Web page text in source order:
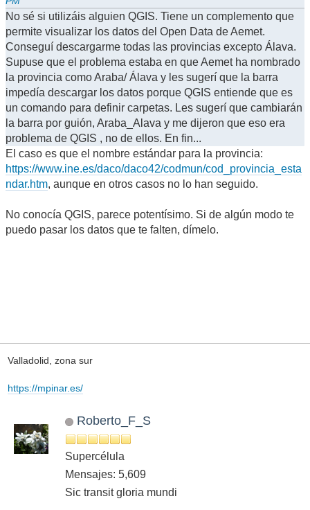
No sé si utilizáis alguien QGIS. Tiene un complemento que
permite visualizar los datos del Open Data de Aemet.
Conseguí descargarme todas las provincias excepto Álava.
Supuse que el problema estaba en que Aemet ha nombrado
la provincia como Araba/ Álava y les sugerí que la barra
impedía descargar los datos porque QGIS entiende que es
un comando para definir carpetas. Les sugerí que cambiarán
la barra por guión, Araba_Alava y me dijeron que eso era
problema de QGIS , no de ellos. En fin...
El caso es que el nombre estándar para la provincia:
https://www.ine.es/daco/daco42/codmun/cod_provincia_esta
ndar.htm, aunque en otros casos no lo han seguido.
No conocía QGIS, parece potentísimo. Si de algún modo te
puedo pasar los datos que te falten, dímelo.
Valladolid, zona sur
https://mpinar.es/
Roberto_F_S
Supercélula
Mensajes: 5,609
Sic transit gloria mundi